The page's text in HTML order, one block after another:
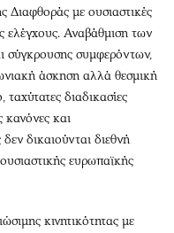
Διαφθοράς με ουσιαστικές
ελέγχους. Αναβάθμιση των
σύγκρουσης συμφερόντων,
άσκηση αλλά θεσμική
ταχύτατες διαδικασίες
κανόνες και
δικαιούνται διεθνή
ευρωπαϊκής
κινητικότητας με